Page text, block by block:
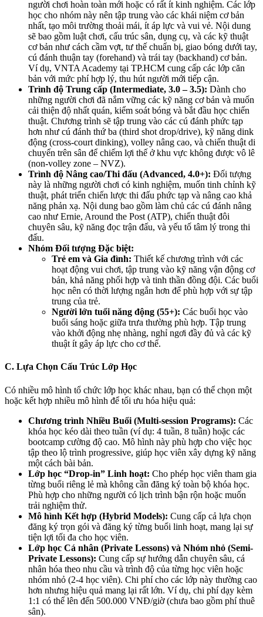
người chơi hoàn toàn mới hoặc có rất ít kinh nghiệm. Các lớp
học cho nhóm này nên tập trung vào các khái niệm cơ bản
nhất, tạo môi trường thoải mái, ít áp lực và vui vẻ. Nội dung
sẽ bao gồm luật chơi, cấu trúc sân, dụng cụ, và các kỹ thuật
cơ bản như cách cầm vợt, tư thế chuẩn bị, giao bóng dưới tay,
cú đánh thuận tay (forehand) và trái tay (backhand) cơ bản.
Ví dụ, VNTA Academy tại TP.HCM cung cấp các lớp căn
bản với mức phí hợp lý, thu hút người mới tiếp cận.
Trình độ Trung cấp (Intermediate, 3.0 – 3.5): Dành cho
những người chơi đã nắm vững các kỹ năng cơ bản và muốn
cải thiện độ nhất quán, kiểm soát bóng và bắt đầu học chiến
thuật. Chương trình sẽ tập trung vào các cú đánh phức tạp
hơn như cú đánh thứ ba (third shot drop/drive), kỹ năng dink
động (cross-court dinking), volley nâng cao, và chiến thuật di
chuyển trên sân để chiếm lợi thế ở khu vực không được vô lê
(non-volley zone – NVZ).
Trình độ Nâng cao/Thi đấu (Advanced, 4.0+): Đối tượng
này là những người chơi có kinh nghiệm, muốn tinh chỉnh kỹ
thuật, phát triển chiến lược thi đấu phức tạp và nâng cao khả
năng phản xạ. Nội dung bao gồm làm chủ các cú đánh nâng
cao như Ernie, Around the Post (ATP), chiến thuật đôi
chuyên sâu, kỹ năng đọc trận đấu, và yếu tố tâm lý trong thi
đấu.
Nhóm Đối tượng Đặc biệt:
Trẻ em và Gia đình: Thiết kế chương trình với các
hoạt động vui chơi, tập trung vào kỹ năng vận động cơ
bản, khả năng phối hợp và tinh thần đồng đội. Các buổi
học nên có thời lượng ngắn hơn để phù hợp với sự tập
trung của trẻ.
Người lớn tuổi năng động (55+): Các buổi học vào
buổi sáng hoặc giữa trưa thường phù hợp. Tập trung
vào khởi động nhẹ nhàng, nghỉ ngơi đầy đủ và các kỹ
thuật ít gây áp lực cho cơ thể.
C. Lựa Chọn Cấu Trúc Lớp Học
Có nhiều mô hình tổ chức lớp học khác nhau, bạn có thể chọn một
hoặc kết hợp nhiều mô hình để tối ưu hóa hiệu quả:
Chương trình Nhiều Buổi (Multi-session Programs): Các
khóa học kéo dài theo tuần (ví dụ: 4 tuần, 8 tuần) hoặc các
bootcamp cường độ cao. Mô hình này phù hợp cho việc học
tập theo lộ trình progressive, giúp học viên xây dựng kỹ năng
một cách bài bản.
Lớp học “Drop-in” Linh hoạt: Cho phép học viên tham gia
từng buổi riêng lẻ mà không cần đăng ký toàn bộ khóa học.
Phù hợp cho những người có lịch trình bận rộn hoặc muốn
trải nghiệm thử.
Mô hình Kết hợp (Hybrid Models): Cung cấp cả lựa chọn
đăng ký trọn gói và đăng ký từng buổi linh hoạt, mang lại sự
tiện lợi tối đa cho học viên.
Lớp học Cá nhân (Private Lessons) và Nhóm nhỏ (Semi-
Private Lessons): Cung cấp sự hướng dẫn chuyên sâu, cá
nhân hóa theo nhu cầu và trình độ của từng học viên hoặc
nhóm nhỏ (2-4 học viên). Chi phí cho các lớp này thường cao
hơn nhưng hiệu quả mang lại rất lớn. Ví dụ, chi phí dạy kèm
1:1 có thể lên đến 500.000 VNĐ/giờ (chưa bao gồm phí thuê
sân).